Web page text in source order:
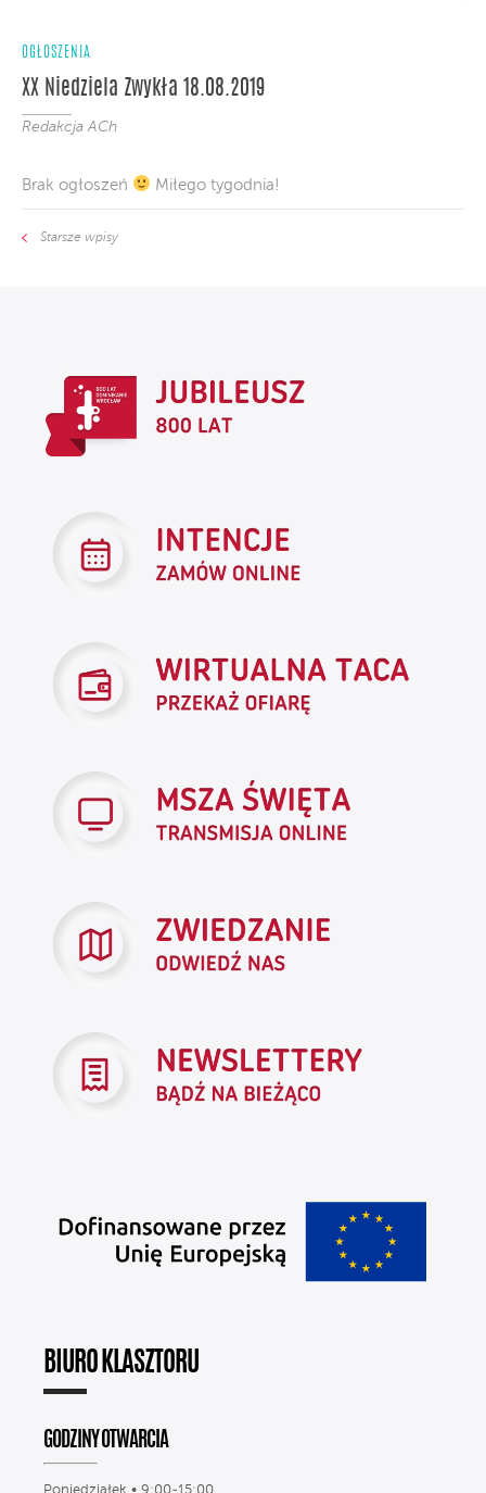
OGŁOSZENIA
XX Niedziela Zwykła 18.08.2019
Redakcja ACh
Brak ogłoszeń Miłego tygodnia!
Starsze wpisy
BIURO KLASZTORU
GODZINY OTWARCIA
Poniedziałek • 9:00-15:00